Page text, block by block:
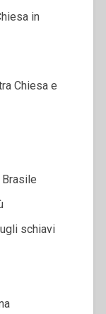
in
Chiesa e
schiavi